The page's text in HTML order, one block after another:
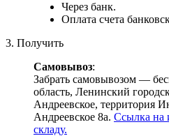
Через банк.
Оплата счета
3. Получить
Самовывоз:
Забрать самовывозом —
область, Ленинский
Андреевское, территория
Андреевское 8а. Ссылка на
складу.